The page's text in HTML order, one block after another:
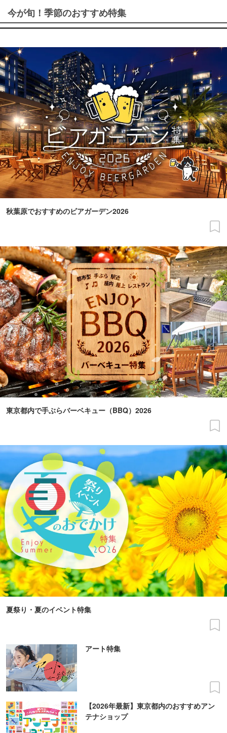
今が旬！季節のおすすめ特集
秋葉原でおすすめのビアガーデン2026
東京都内で手ぶらバーベキュー（BBQ）2026
夏祭り・夏のイベント特集
アート特集
【2026年最新】東京都内のおすすめアン
テナショップ